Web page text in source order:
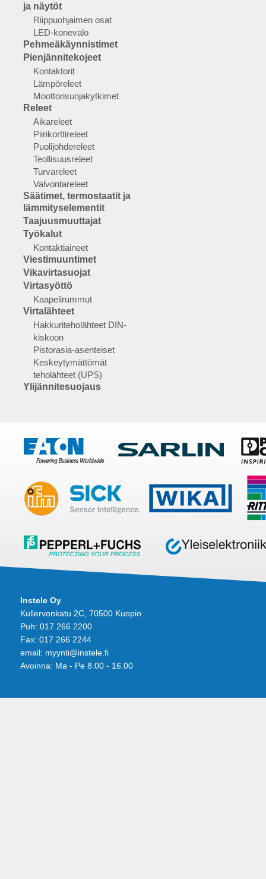
ja näytöt
Riippuohjaimen osat
LED-konevalo
Pehmeäkäynnistimet
Pienjännitekojeet
Kontaktorit
Lämpöreleet
Moottorisuojakytkimet
Releet
Aikareleet
Piirikorttireleet
Puolijohdereleet
Teollisuusreleet
Turvareleet
Valvontareleet
Säätimet, termostaatit ja
lämmityselementit
Taajuusmuuttajat
Työkalut
Kontaktiaineet
Viestimuuntimet
Vikavirtasuojat
Virtasyöttö
Kaapelirummut
Virtalähteet
Hakkuriteholähteet DIN-
kiskoon
Pistorasia-asenteiset
Keskeytymättömät
teholähteet (UPS)
Ylijännitesuojaus
Instele Oy
Kullervonkatu 2C, 70500 Kuopio
Puh: 017 266 2200
Fax: 017 266 2244
email: myynti@instele.fi
Avoinna: Ma - Pe 8.00 - 16.00